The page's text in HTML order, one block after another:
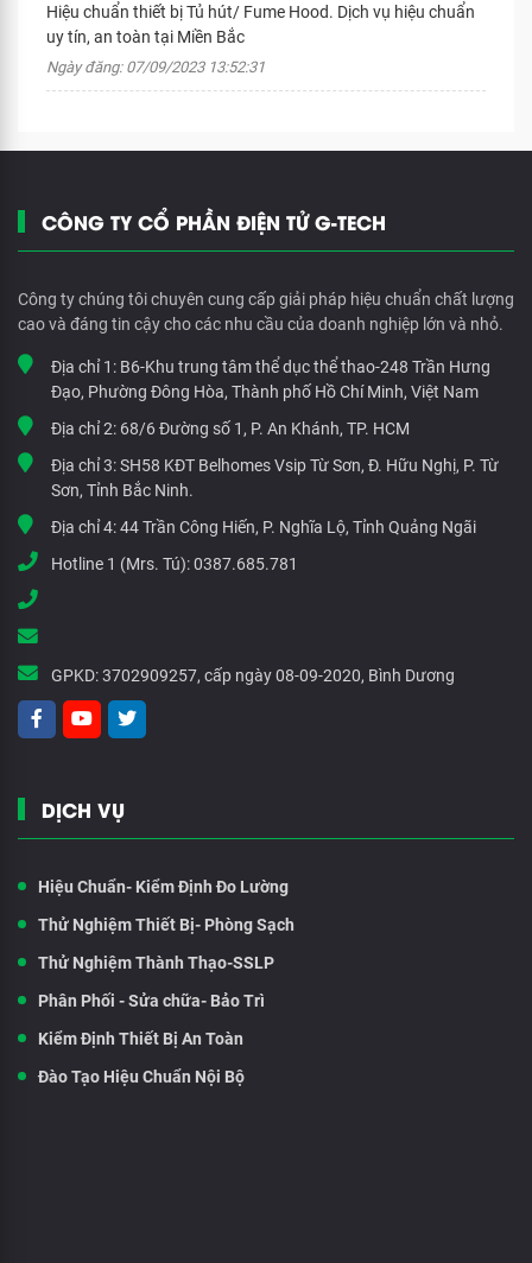
Hiệu chuẩn thiết bị Tủ hút/ Fume Hood. Dịch vụ hiệu chuẩn
uy tín, an toàn tại Miền Bắc
Ngày đăng: 07/09/2023 13:52:31
CÔNG TY CỔ PHẦN ĐIỆN TỬ G-TECH
Công ty chúng tôi chuyên cung cấp giải pháp hiệu chuẩn chất lượng
cao và đáng tin cậy cho các nhu cầu của doanh nghiệp lớn và nhỏ.
Địa chỉ 1: B6-Khu trung tâm thể dục thể thao-248 Trần Hưng
Đạo, Phường Đông Hòa, Thành phố Hồ Chí Minh, Việt Nam
Địa chỉ 2: 68/6 Đường số 1, P. An Khánh, TP. HCM
Địa chỉ 3:SH58 KĐT Belhomes Vsip Từ Sơn, Đ. Hữu Nghị, P. Từ
Sơn, Tỉnh Bắc Ninh.
Địa chỉ 4:44 Trần Công Hiến, P. Nghĩa Lộ, Tỉnh Quảng Ngãi
Hotline 1 (Mrs. Tú):0387.685.781
GPKD:3702909257, cấp ngày 08-09-2020, Bình Dương
DỊCH VỤ
Hiệu Chuẩn- Kiểm Định Đo Lường
Thử Nghiệm Thiết Bị- Phòng Sạch
Thử Nghiệm Thành Thạo-SSLP
Phân Phối - Sửa chữa- Bảo Trì
Kiểm Định Thiết Bị An Toàn
Đào Tạo Hiệu Chuẩn Nội Bộ